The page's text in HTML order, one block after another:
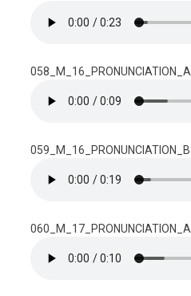
058_M_16_PRONUNCIATION_A
059_M_16_PRONUNCIATION_B
060_M_17_PRONUNCIATION_A